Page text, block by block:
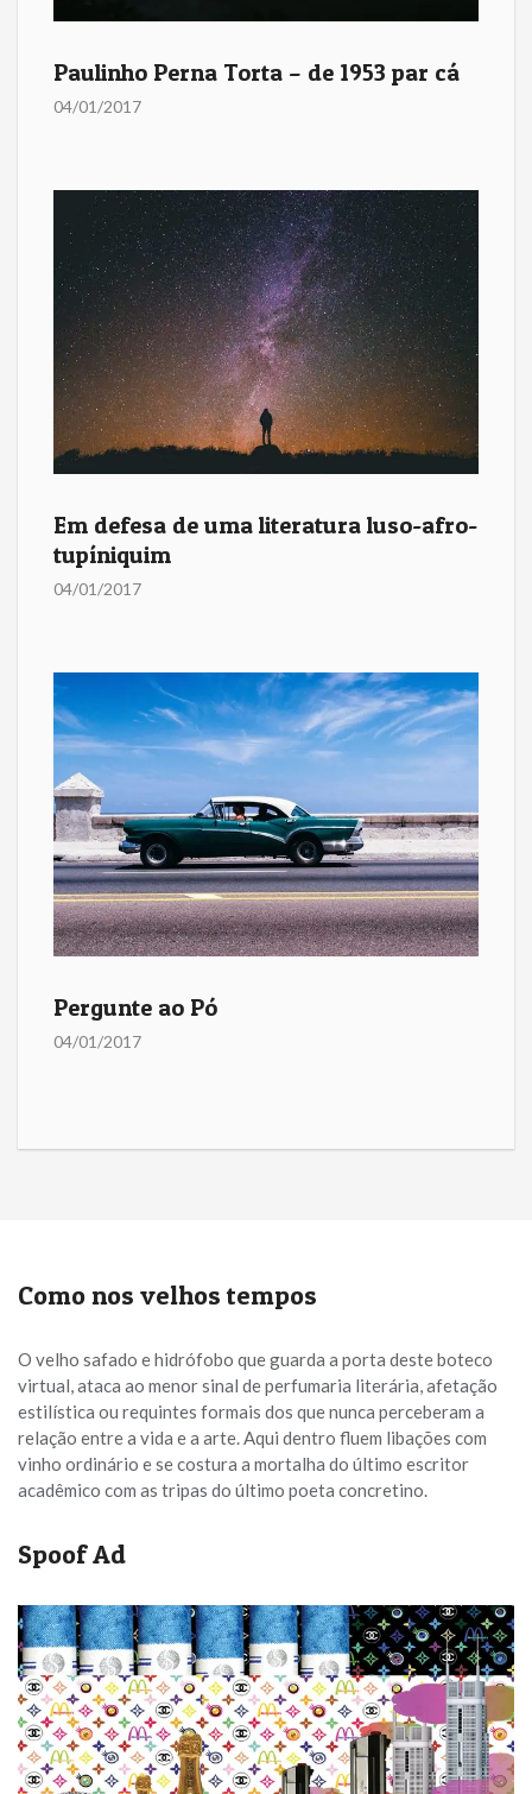
Paulinho Perna Torta – de 1953 par cá
04/01/2017
Em defesa de uma literatura luso-afro-
tupíniquim
04/01/2017
Pergunte ao Pó
04/01/2017
Como nos velhos tempos
O velho safado e hidrófobo que guarda a porta deste boteco
virtual, ataca ao menor sinal de perfumaria literária, afetação
estilística ou requintes formais dos que nunca perceberam a
relação entre a vida e a arte. Aqui dentro fluem libações com
vinho ordinário e se costura a mortalha do último escritor
acadêmico com as tripas do último poeta concretino.
Spoof Ad